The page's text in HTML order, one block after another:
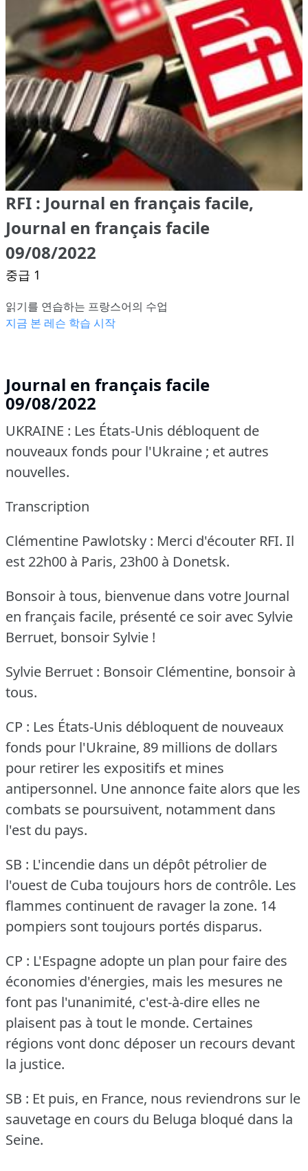
RFI : Journal en français facile,
Journal en français facile
09/08/2022
중급 1
읽기를 연습하는 프랑스어의 수업
지금 본 레슨 학습 시작
Journal en français facile
09/08/2022
UKRAINE : Les États-Unis débloquent de
nouveaux fonds pour l'Ukraine ; et autres
nouvelles.
Transcription
Clémentine Pawlotsky : Merci d'écouter RFI. Il
est 22h00 à Paris, 23h00 à Donetsk.
Bonsoir à tous, bienvenue dans votre Journal
en français facile, présenté ce soir avec Sylvie
Berruet, bonsoir Sylvie !
Sylvie Berruet : Bonsoir Clémentine, bonsoir à
tous.
CP : Les États-Unis débloquent de nouveaux
fonds pour l'Ukraine, 89 millions de dollars
pour retirer les expositifs et mines
antipersonnel. Une annonce faite alors que les
combats se poursuivent, notamment dans
l'est du pays.
SB : L'incendie dans un dépôt pétrolier de
l'ouest de Cuba toujours hors de contrôle. Les
flammes continuent de ravager la zone. 14
pompiers sont toujours portés disparus.
CP : L'Espagne adopte un plan pour faire des
économies d'énergies, mais les mesures ne
font pas l'unanimité, c'est-à-dire elles ne
plaisent pas à tout le monde. Certaines
régions vont donc déposer un recours devant
la justice.
SB : Et puis, en France, nous reviendrons sur le
sauvetage en cours du Beluga bloqué dans la
Seine.